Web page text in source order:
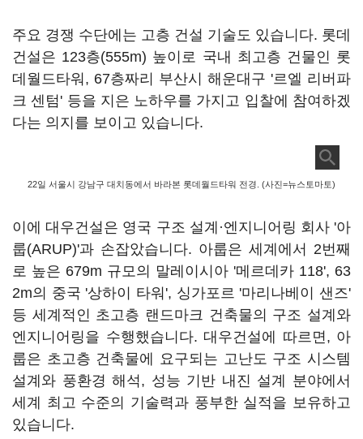
주요 경쟁 수단에는 고층 건설 기술도 있습니다. 롯데
건설은 123층(555m) 높이로 국내 최고층 건물인 롯
데월드타워, 67층짜리 부산시 해운대구 '르엘 리버파
크 센텀' 등을 지은 노하우를 가지고 입찰에 참여하겠
다는 의지를 보이고 있습니다.
22일 서울시 강남구 대치동에서 바라본 롯데월드타워 전경. (사진=뉴스토마토)
이에 대우건설은 영국 구조 설계·엔지니어링 회사 '아
룹(ARUP)'과 손잡았습니다. 아룹은 세계에서 2번째
로 높은 679m 규모의 말레이시아 '메르데카 118', 63
2m의 중국 '상하이 타워', 싱가포르 '마리나베이 샌즈'
등 세계적인 초고층 랜드마크 건축물의 구조 설계와
엔지니어링을 수행했습니다. 대우건설에 따르면, 아
룹은 초고층 건축물에 요구되는 고난도 구조 시스템
설계와 풍환경 해석, 성능 기반 내진 설계 분야에서
세계 최고 수준의 기술력과 풍부한 실적을 보유하고
있습니다.